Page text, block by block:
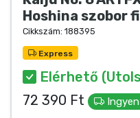
Hoshina szobor
Cikkszám: 188395
Express
Elérhető
72 390 Ft
Terméktípusok
Márkák